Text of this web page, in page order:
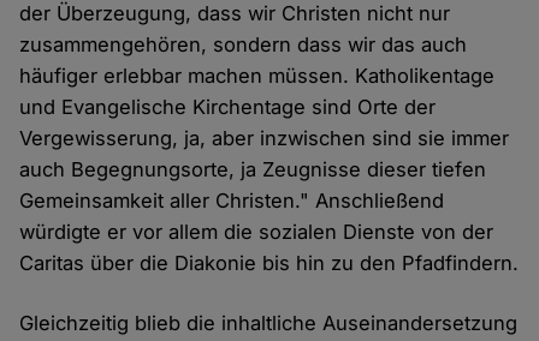
der Überzeugung, dass wir Christen nicht nur
zusammengehören, sondern dass wir das auch
häufiger erlebbar machen müssen. Katholikentage
und Evangelische Kirchentage sind Orte der
Vergewisserung, ja, aber inzwischen sind sie immer
auch Begegnungsorte, ja Zeugnisse dieser tiefen
Gemeinsamkeit aller Christen." Anschließend
würdigte er vor allem die sozialen Dienste von der
Caritas über die Diakonie bis hin zu den Pfadfindern.
Gleichzeitig blieb die inhaltliche Auseinandersetzung